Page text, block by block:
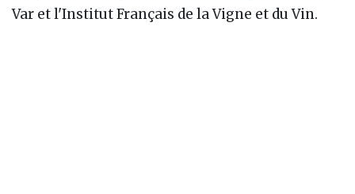
Var et l'Institut Français de la Vigne et du Vin.